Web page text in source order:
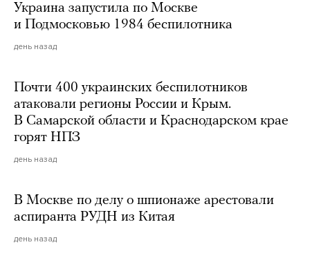
Украина запустила по Москве
и Подмосковью 1984 беспилотника
день назад
Почти 400 украинских беспилотников
атаковали регионы России и Крым.
В Самарской области и Краснодарском крае
горят НПЗ
день назад
В Москве по делу о шпионаже арестовали
аспиранта РУДН из Китая
день назад